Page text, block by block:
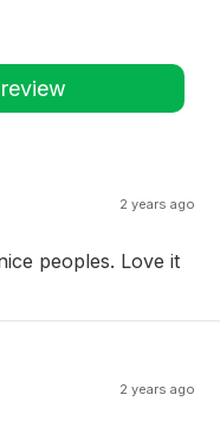
2 years ago
peoples. Love it
2 years ago